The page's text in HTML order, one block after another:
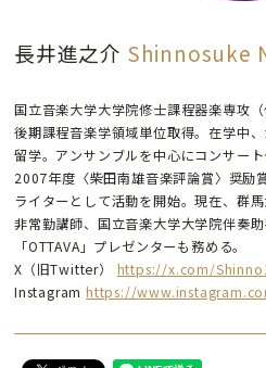
長井進之介 Shinnosuke
国立音楽大学大学院修士課程器楽専攻
後期課程音楽学領域単位取得。在学中
留学。アンサンブルを中心にコンサー
2007年度〈柴田南雄音楽評論賞〉奨励
ライターとして活動を開始。現在、群
非常勤講師、国立音楽大学大学院伴奏
「OTTAVA」プレゼンターも務める。
X（旧Twitter） https://x.com/
Instagram https://